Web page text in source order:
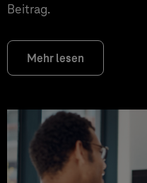
Beitrag.
Mehr lesen